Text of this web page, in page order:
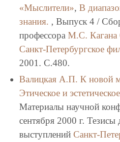
«Мыслители», В
знания. , Выпуск 4 /
профессора М.С. Кагана
Санкт-Петербургское
2001. C.480.
Валицкая А.П. К новой
Этическое и
Материалы научной
сентября 2000 г. Тезисы
выступлений Санкт-